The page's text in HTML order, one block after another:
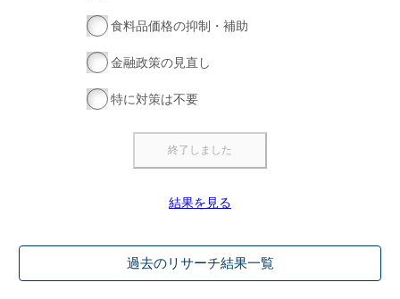
食料品価格の抑制・補助
金融政策の見直し
特に対策は不要
結果を見る
過去のリサーチ結果一覧